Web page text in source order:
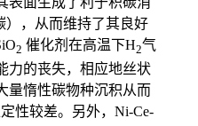
），从而维持了其良好
2 催化剂在高温下H2气
力的丧失，相应地丝状
量惰性碳物种沉积从而
性较差。另外，Ni-Ce-